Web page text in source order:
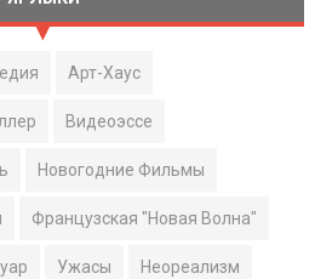
Арт-Хаус
Видеоэссе
Новогодние Фильмы
Французская "Новая Волна"
Ужасы Неореализм